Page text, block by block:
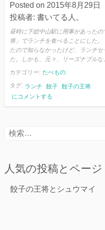
Posted on 2015年8月29日
投稿者: 書いてる人。
昼時に下総中山駅に用事があった
将」でランチを食べることにした
たので知らなかったけど、ランチ
た。しかも、元々、リーズナブル
カテゴリー: たべもの
タグ: ランチ 餃子 餃子の王将
餃
子
将
チ
にコメントする
検
人気の投稿とページ
餃子の王将とシュウマイ